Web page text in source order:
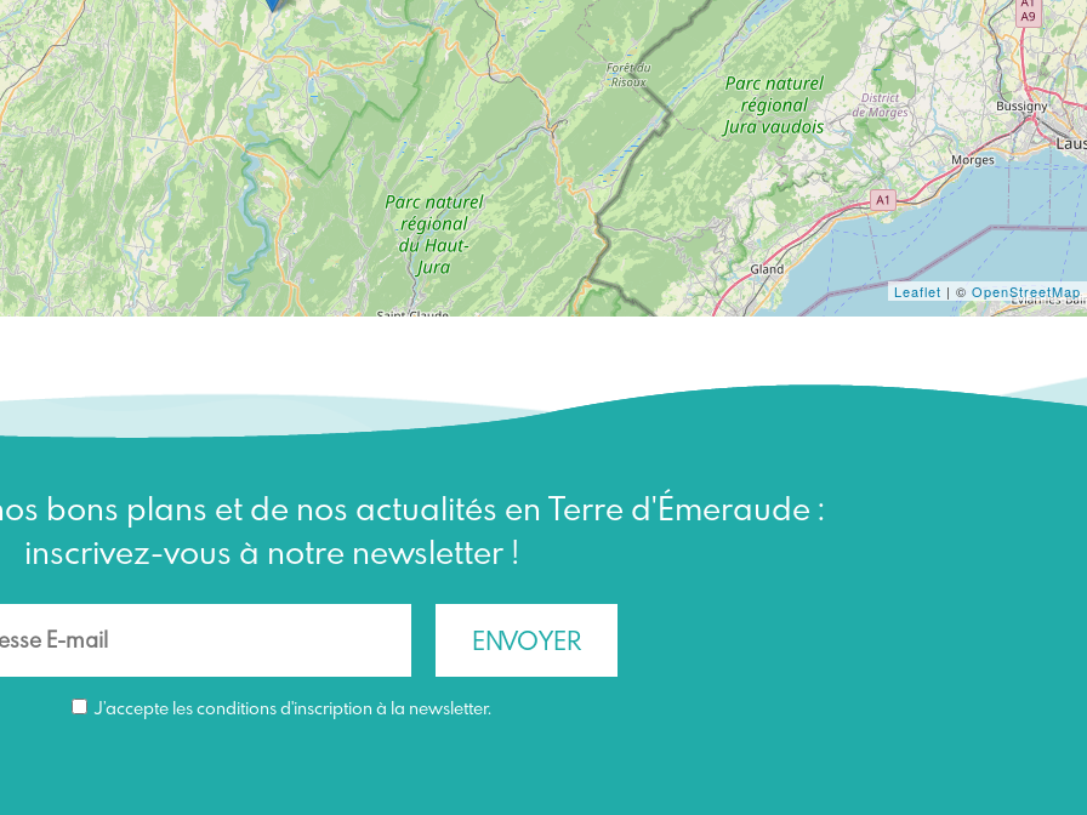
Leaflet | © OpenStreetMap
bons plans et de nos actualités en Terre d'Émeraude :
inscrivez-vous à notre newsletter !
J’accepte les conditions d'inscription à la newsletter.